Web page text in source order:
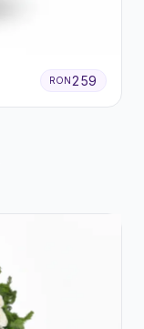
RON 259